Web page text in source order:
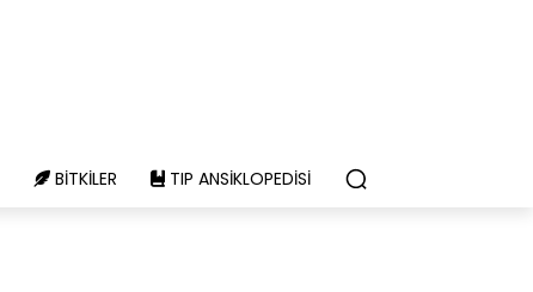
BITKILER TIP ANSIKLOPEDISI